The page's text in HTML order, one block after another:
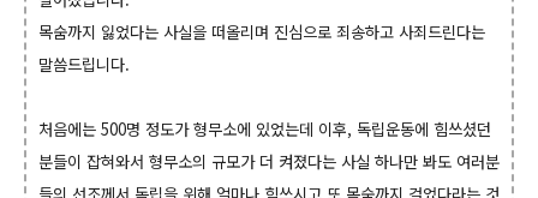
목숨까지 잃었다는 사실을 떠올리며 진심으로 죄송하고 사죄드린다는
말씀드립니다.
처음에는 500명 정도가 형무소에 있었는데 이후, 독립운동에 힘쓰셨던
분들이 잡혀와서 형무소의 규모가 더 켜졌다는 사실 하나만 봐도 여러분
들의 선조께서 독립을 위해 얼마나 힘쓰시고 또 목숨까지 걸었다라는 것